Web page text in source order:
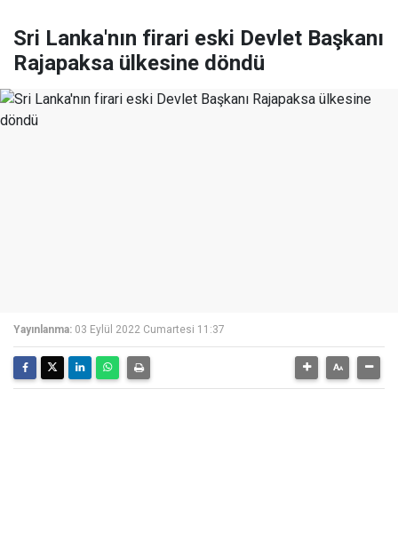
Sri Lanka'nın firari eski Devlet Başkanı
Rajapaksa ülkesine döndü
Yayınlanma: 03 Eylül 2022 Cumartesi 11:37